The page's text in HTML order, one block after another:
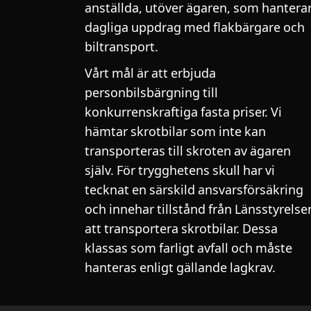
anställda, utöver ägaren, som
dagliga uppdrag med flakbärgare och
biltransport.
Vårt mål är att erbjuda
personbilsbärgning till
konkurrenskraftiga fasta priser. Vi
hämtar skrotbilar som inte kan
transporteras till skroten av ägaren
själv. För trygghetens skull har vi
tecknat en särskild ansvarsförsäkring
och innehar tillstånd från
att transportera skrotbilar. Dessa
klassas som farligt avfall och måste
hanteras enligt gällande lagkrav.